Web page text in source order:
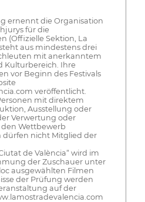
ernennt die Organisation
für die
(Offizielle Sektion, La
aus mindestens drei
mit anerkanntem
Kulturbereich. Ihre
vor Beginn des Festivals
veröffentlicht.
mit direktem
Ausstellung oder
Verwertung oder
Wettbewerb
dürfen nicht Mitglied der
de València“ wird im
der Zuschauer unter
ausgewählten Filmen
der Prüfung werden
auf der